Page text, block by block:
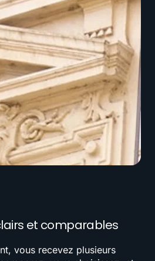
et comparables
vous recevez plusieurs